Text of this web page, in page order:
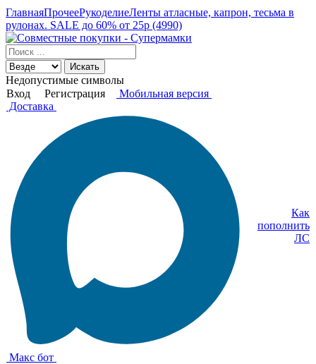
ГлавнаяПрочееРукоделиеЛенты атласные, капрон, тесьма в
рулонах. SALE до 60% от 25р (4990)
Искать
Недопустимые символы
Вход
Регистрация
Мобильная версия
Доставка
Макс бот
Как
пополнить
ЛС